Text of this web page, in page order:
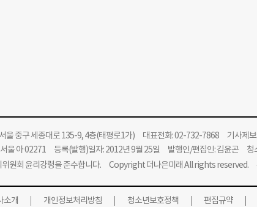
중구 세종대로 135-9, 4층(태평로1가) 대표전화: 02-732-7868 기사제보:
서울 아 02271 등록(발행)일자: 2012년 9월 25일 발행인/편집인: 김윤곤 청
원회 윤리강령을 준수합니다. Copyright 더나은미래 All rights reserved.
소개 개인정보처리방침 청소년보호정책 편집규약